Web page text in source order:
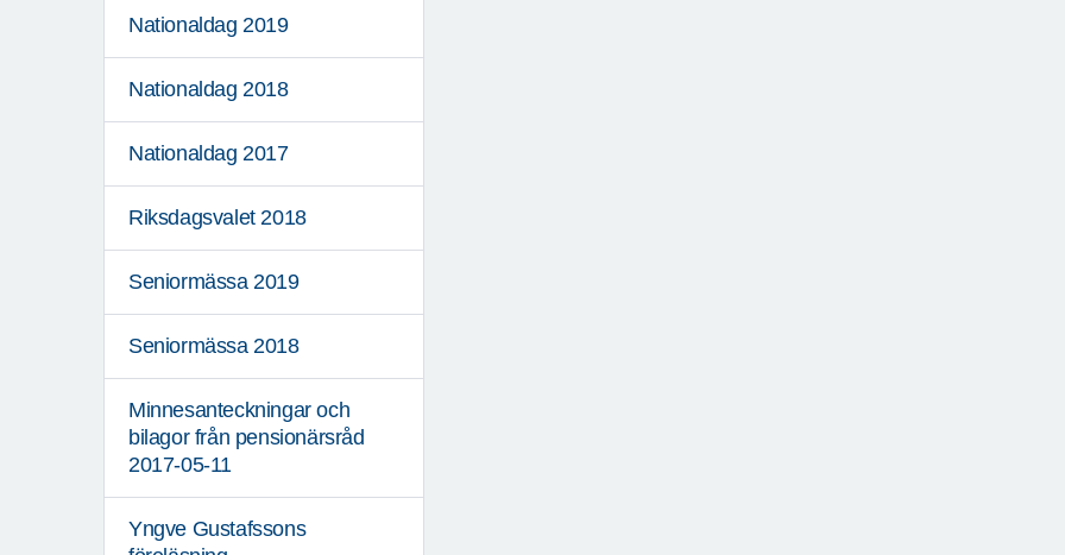
Nationaldag 2019
Nationaldag 2018
Nationaldag 2017
Riksdagsvalet 2018
Seniormässa 2019
Seniormässa 2018
Minnesanteckningar och
bilagor från pensionärsråd
2017-05-11
Yngve Gustafssons